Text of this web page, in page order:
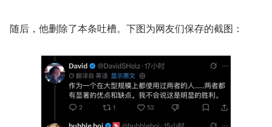
随后，他删除了本条吐槽。下图为网友们保存的截图：